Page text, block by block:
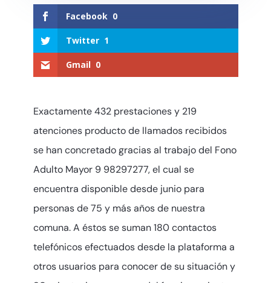
Facebook 0
Twitter 1
Gmail 0
Exactamente 432 prestaciones y 219
atenciones producto de llamados recibidos
se han concretado gracias al trabajo del Fono
Adulto Mayor 9 98297277, el cual se
encuentra disponible desde junio para
personas de 75 y más años de nuestra
comuna. A éstos se suman 180 contactos
telefónicos efectuados desde la plataforma a
otros usuarios para conocer de su situación y